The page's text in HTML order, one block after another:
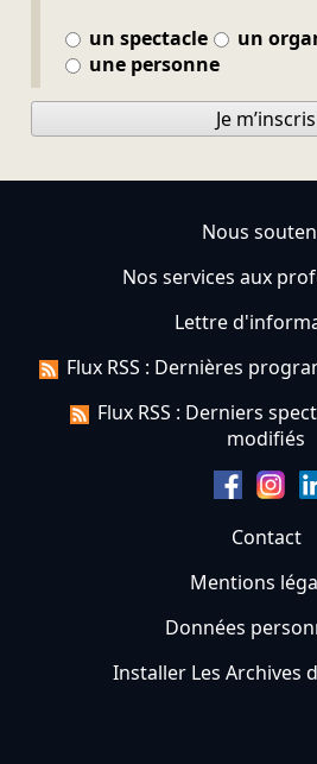
un spectacle
un
une personne
Je m’inscris
Nous
Nos services aux
Lettre
Flux RSS : Dernières
Flux RSS : Derniers
modifiés
Contact
Mentions
Données
Installer Les Archives